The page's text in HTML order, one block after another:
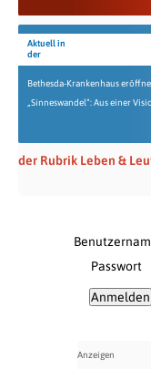
Aktuell in
der
Bethesda-Krankenhaus
„Sinneswandel“: Aus einer
der Rubrik Leben &
Passwort